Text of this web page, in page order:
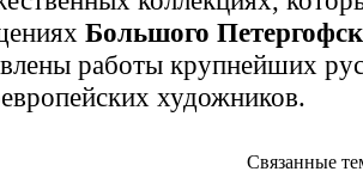
Большого
работы крупнейших
художников.
Связанные